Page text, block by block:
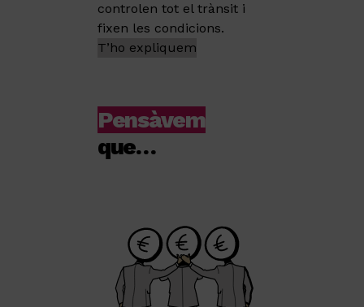
controlen tot el trànsit i
fixen les condicions.
T’ho expliquem
Pensàvem
que…